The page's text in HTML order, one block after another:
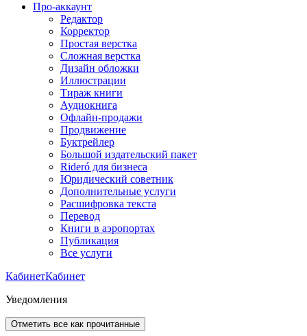
Про-аккаунт
Редактор
Корректор
Простая верстка
Сложная верстка
Дизайн обложки
Иллюстрации
Тираж книги
Аудиокнига
Офлайн-продажи
Продвижение
Буктрейлер
Большой издательский пакет
Rideró для бизнеса
Юридический советник
Дополнительные услуги
Расшифровка текста
Перевод
Книги в аэропортах
Публикация
Все услуги
КабинетКабинет
Уведомления
Отметить все как прочитанные